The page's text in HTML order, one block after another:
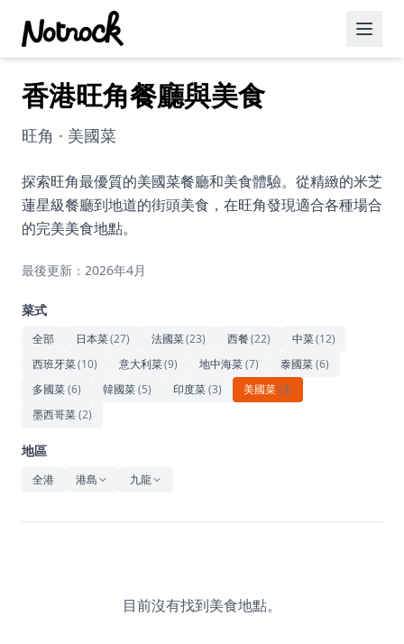
精選活動
博客文章
約會好去處
美食佳餚
藝術文化
休閒
音樂
香港旺角餐廳與美食
旺角 · 美國菜
探索旺角最優質的美國菜餐廳和美食體驗。從精緻的米芝
蓮星級餐廳到地道的街頭美食，在旺角發現適合各種場合
的完美美食地點。
最後更新：2026年4月
菜式
全部 日本菜(27) 法國菜(23) 西餐(22) 中菜(12)
西班牙菜(10) 意大利菜(9) 地中海菜(7) 泰國菜(6)
多國菜(6) 韓國菜(5) 印度菜(3) 美國菜(3)
墨西哥菜(2)
地區
全港 港島 九龍
目前沒有找到美食地點。